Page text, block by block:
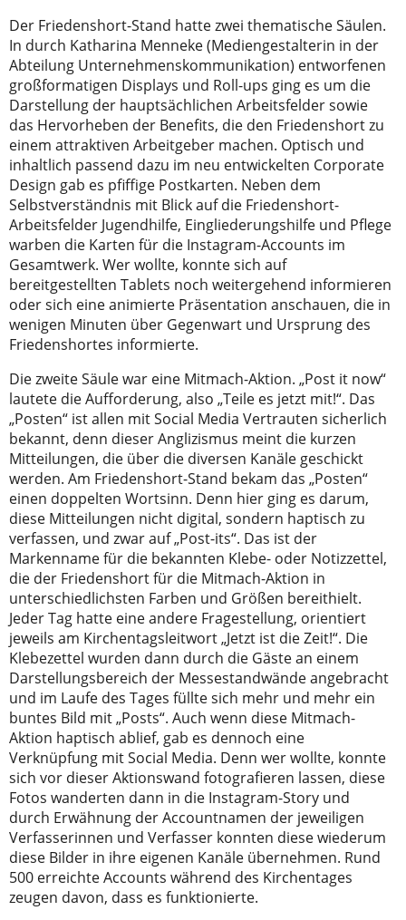
Der Friedenshort-Stand hatte zwei thematische Säulen.
In durch Katharina Menneke (Mediengestalterin in der
Abteilung Unternehmenskommunikation) entworfenen
großformatigen Displays und Roll-ups ging es um die
Darstellung der hauptsächlichen Arbeitsfelder sowie
das Hervorheben der Benefits, die den Friedenshort zu
einem attraktiven Arbeitgeber machen. Optisch und
inhaltlich passend dazu im neu entwickelten Corporate
Design gab es pfiffige Postkarten. Neben dem
Selbstverständnis mit Blick auf die Friedenshort-
Arbeitsfelder Jugendhilfe, Eingliederungshilfe und Pflege
warben die Karten für die Instagram-Accounts im
Gesamtwerk. Wer wollte, konnte sich auf
bereitgestellten Tablets noch weitergehend informieren
oder sich eine animierte Präsentation anschauen, die in
wenigen Minuten über Gegenwart und Ursprung des
Friedenshortes informierte.
Die zweite Säule war eine Mitmach-Aktion. „Post it now“
lautete die Aufforderung, also „Teile es jetzt mit!“. Das
„Posten“ ist allen mit Social Media Vertrauten sicherlich
bekannt, denn dieser Anglizismus meint die kurzen
Mitteilungen, die über die diversen Kanäle geschickt
werden. Am Friedenshort-Stand bekam das „Posten“
einen doppelten Wortsinn. Denn hier ging es darum,
diese Mitteilungen nicht digital, sondern haptisch zu
verfassen, und zwar auf „Post-its“. Das ist der
Markenname für die bekannten Klebe- oder Notizzettel,
die der Friedenshort für die Mitmach-Aktion in
unterschiedlichsten Farben und Größen bereithielt.
Jeder Tag hatte eine andere Fragestellung, orientiert
jeweils am Kirchentagsleitwort „Jetzt ist die Zeit!“. Die
Klebezettel wurden dann durch die Gäste an einem
Darstellungsbereich der Messestandwände angebracht
und im Laufe des Tages füllte sich mehr und mehr ein
buntes Bild mit „Posts“. Auch wenn diese Mitmach-
Aktion haptisch ablief, gab es dennoch eine
Verknüpfung mit Social Media. Denn wer wollte, konnte
sich vor dieser Aktionswand fotografieren lassen, diese
Fotos wanderten dann in die Instagram-Story und
durch Erwähnung der Accountnamen der jeweiligen
Verfasserinnen und Verfasser konnten diese wiederum
diese Bilder in ihre eigenen Kanäle übernehmen. Rund
500 erreichte Accounts während des Kirchentages
zeugen davon, dass es funktionierte.
EXTERNE MEDIEN
Um Inhalte von Videoplattformen und Social
Media Plattformen anzeigen zu können,
werden von diesen externen Medien Cookies
gesetzt.
YouTube